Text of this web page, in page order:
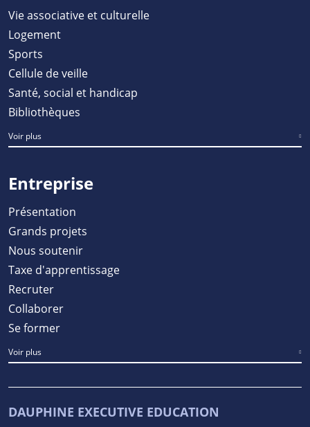
Vie associative et culturelle
Logement
Sports
Cellule de veille
Santé, social et handicap
Bibliothèques
Voir plus
Entreprise
Présentation
Grands projets
Nous soutenir
Taxe d'apprentissage
Recruter
Collaborer
Se former
Voir plus
DAUPHINE EXECUTIVE EDUCATION